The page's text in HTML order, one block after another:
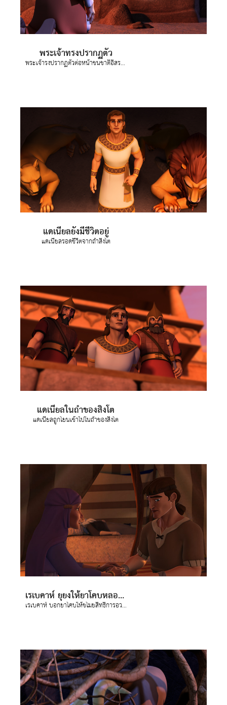
พระเจ้าทรงปรากฏตัว
พระเจ้ารงปรากฏตัวต่อหน้าชนชาติอิสราเอล
แดเนียลยังมีชีวิตอยู่
แดเนียลรอดชีวิตจากถ้ำสิงโต
แดเนียลในถ้ำของสิงโต
แดเนียลถูกโยนเข้าไปในถ้ำของสิงโต
เรเบคาห์ ยุยงให้ยาโคบหลอกลวง
เรเบคาห์ บอกยาโคบให้ขโมยสิทธิการอวยพรบุตรหัวปีของเอซาว โดยการหลอกลวงอิสอัค